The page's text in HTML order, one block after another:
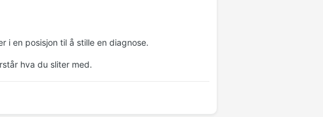
i en posisjon til å stille en diagnose.
hva du sliter med.